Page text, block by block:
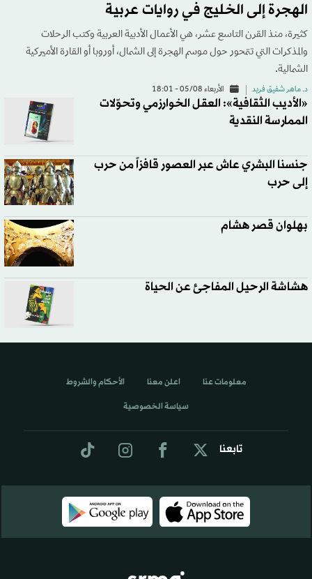
الهجرة إلى الخليج في روايات عربية
كثيرة، منذ القرن التاسع عشر، هي الأعمال الأدبية العربية وكتب الرحلات
والمذكرات التي تتمحور حول موسم الهجرة إلى الشمال، أوروبا أو القارة الأميركية
الشمالية.
د. ماهر شفيق فريد الأربعاء 05/08 - 18:01
«الأديب الثقافية»: العقل الخوارزمي وتحوّلات
الممارسة النقدية
جنسنا البشري عاش عبر العصور قافزاً من حرب
إلى حرب
بهلوان قصر هشام
هشاشة الرحيل المفاجئ عن الحياة
تابعنا
معلومات عنا اعلن معنا الأحكام والشروط
سياسة الخصوصية